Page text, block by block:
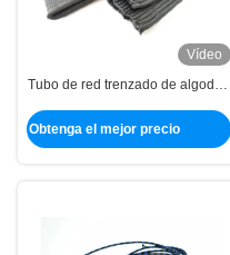
Vídeo
Tubo de red trenzado de algodón
USB
Obtenga el mejor precio